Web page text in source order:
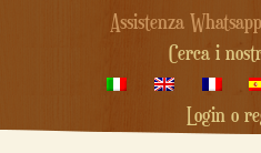
Assistenza
Cerca i
Login o